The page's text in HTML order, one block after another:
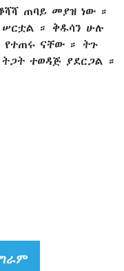
ጠባይ መያዝ ነው ።
ሠርቷል ። ቅዱሳን ሁሉ
የተጠሩ ናቸው ። ትጉ
ተወዳጅ ያደርጋል ።